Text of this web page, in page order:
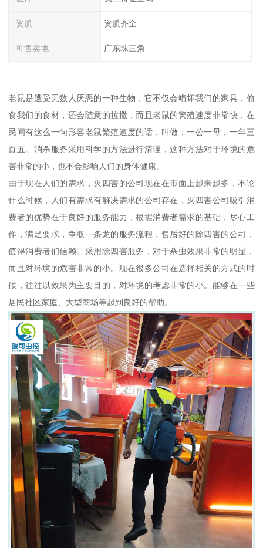
资质 资质齐全
可售卖地 广东珠三角
老鼠是遭受无数人厌恶的一种生物，它不仅会啃坏我们的家具，偷
食我们的食材，还会随意的拉撒，而且老鼠的繁殖速度非常快，在
民间有这么一句形容老鼠繁殖速度的话，叫做：一公一母，一年三
百五。消杀服务采用科学的方法进行清理，这种方法对于环境的危
害非常的小，也不会影响人们的身体健康。
由于现在人们的需求，灭四害的公司现在在市面上越来越多，不论
什么时候，人们有需求有解决需求的公司存在，灭四害公司吸引消
费者的优势在于良好的服务能力，根据消费者需求的基础，尽心工
作，满足要求，争取一条龙的服务流程，售后好的除四害的公司，
值得消费者们信赖。采用除四害服务，对于杀虫效果非常的明显，
而且对环境的危害非常的小。现在很多公司在选择相关的方式的时
候，往往以效果为主要目的，对环境的考虑非常的小。能够在一些
居民社区家庭、大型商场等起到良好的帮助。